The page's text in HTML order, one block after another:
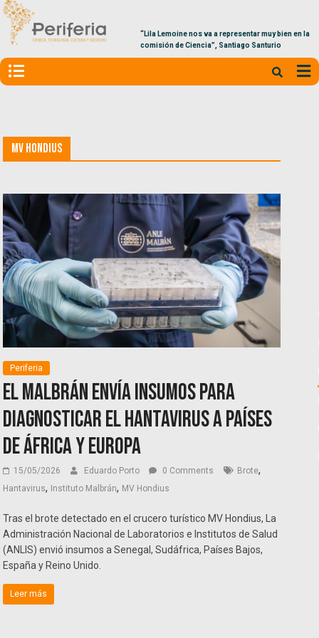
“Lila Lemoine nos va a representar muy bien en la
comisión de Ciencia”, Santiago Santurio
MV Hondius
Periferia
El Malbrán envía insumos para
diagnosticar el Hantavirus a países
de África y Europa
15/05/2026 Eduardo Porto 0 Comments Brote,
Hantavirus, Instituto Malbrán, MV Hondius
Tras el brote detectado en el crucero turístico MV Hondius, La
Administración Nacional de Laboratorios e Institutos de Salud
(ANLIS) envió insumos a Senegal, Sudáfrica, Países Bajos,
España y Reino Unido.
Leer más